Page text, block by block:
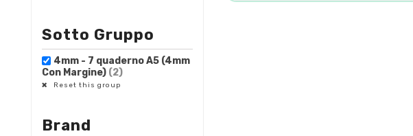
Sotto Gruppo
4mm - 7 quaderno A5 (4mm
Con Margine) (2)
Reset this group
Brand